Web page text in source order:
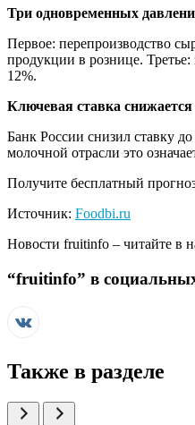
Три одновременных
Первое: перепроизводство
продукции в рознице.
12%.
Ключевая ставка
Банк России снизил ставку
молочной отрасли это
Получите бесплатный
Источник: Foodbi.ru
Новости fruitinfo – читайте в
“fruitinfo” в
Также в разделе